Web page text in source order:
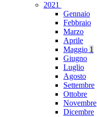
2021
Gennaio
Febbraio
Marzo
Aprile
Maggio 1
Giugno
Luglio
Agosto
Settembre
Ottobre
Novembre
Dicembre